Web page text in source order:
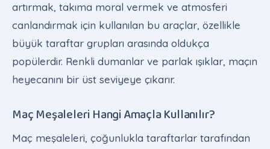
artırmak, takıma moral vermek ve atmosferi
canlandırmak için kullanılan bu araçlar, özellikle
büyük taraftar grupları arasında oldukça
popülerdir. Renkli dumanlar ve parlak ışıklar, maçın
heyecanını bir üst seviyeye çıkarır.
Maç Meşaleleri Hangi Amaçla Kullanılır?
Maç meşaleleri, çoğunlukla taraftarlar tarafından